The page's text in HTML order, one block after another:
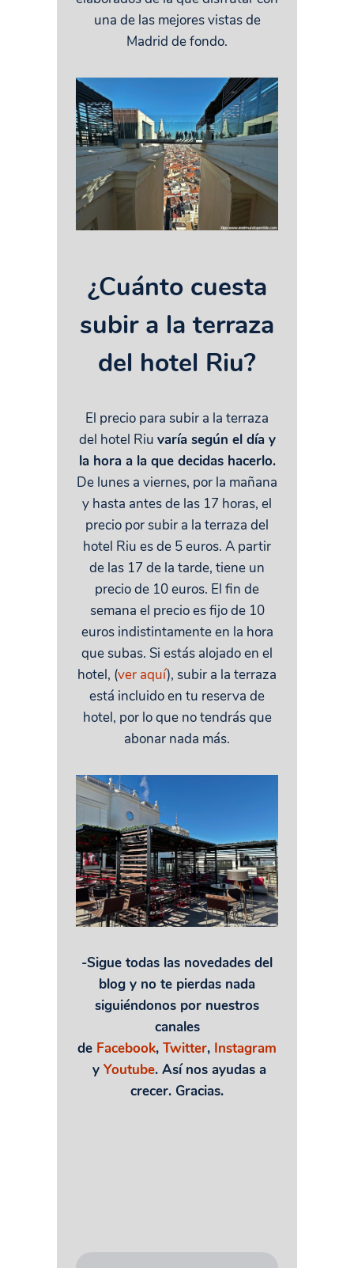
una de las mejores vistas de
Madrid de fondo.
¿Cuánto cuesta
subir a la terraza
del hotel Riu?
El precio para subir a la terraza
del hotel Riu varía según el día y
la hora a la que decidas hacerlo.
De lunes a viernes, por la mañana
y hasta antes de las 17 horas, el
precio por subir a la terraza del
hotel Riu es de 5 euros. A partir
de las 17 de la tarde, tiene un
precio de 10 euros. El fin de
semana el precio es fijo de 10
euros indistintamente en la hora
que subas. Si estás alojado en el
hotel, (ver aquí), subir a la terraza
está incluido en tu reserva de
hotel, por lo que no tendrás que
abonar nada más.
-Sigue todas las novedades del
blog y no te pierdas nada
siguiéndonos por nuestros
canales
de Facebook, Twitter, Instagram
y Youtube. Así nos ayudas a
crecer. Gracias.